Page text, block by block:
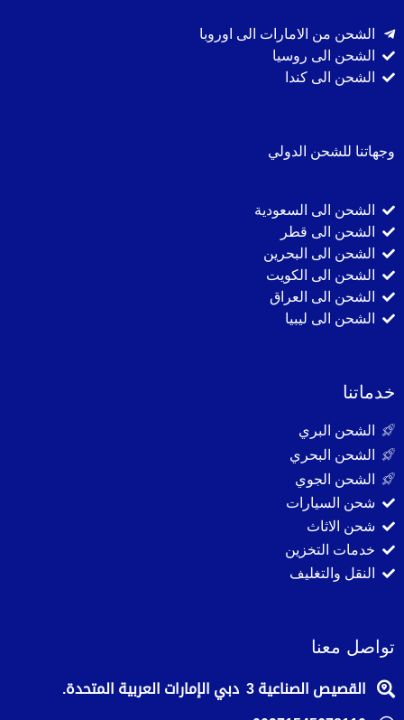
الشحن من الامارات الى اوروبا
الشحن الى روسيا
الشحن الى كندا
وجهاتنا للشحن الدولي
الشحن الى السعودية
الشحن الى قطر
الشحن الى البحرين
الشحن الى الكويت
الشحن الى العراق
الشحن الى ليبيا
خدماتنا
الشحن البري
الشحن البحري
الشحن الجوي
شحن السيارات
شحن الاثاث
خدمات التخزين
النقل والتغليف
تواصل معنا
القصيص الصناعية 3 دبي الإمارات العربية المتحدة.